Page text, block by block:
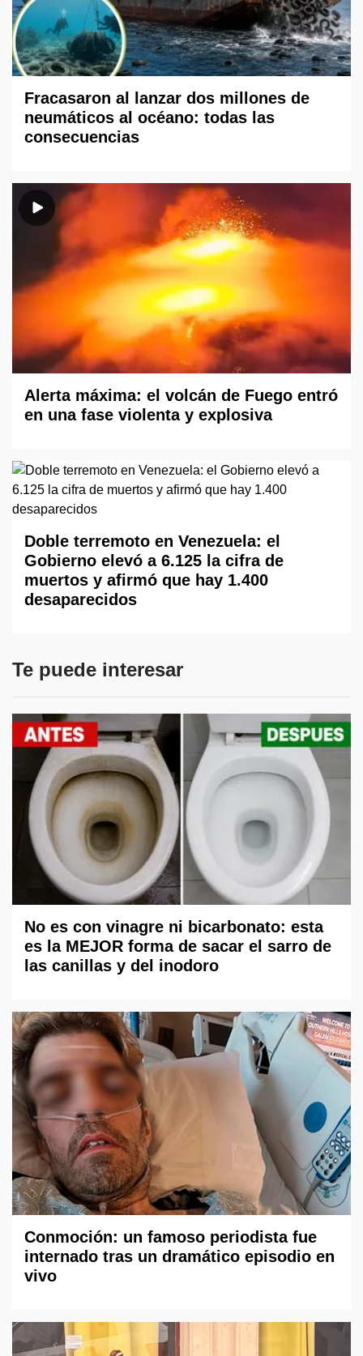
Fracasaron al lanzar dos millones de
neumáticos al océano: todas las
consecuencias
Alerta máxima: el volcán de Fuego entró
en una fase violenta y explosiva
Doble terremoto en Venezuela: el
Gobierno elevó a 6.125 la cifra de
muertos y afirmó que hay 1.400
desaparecidos
Te puede interesar
No es con vinagre ni bicarbonato: esta
es la MEJOR forma de sacar el sarro de
las canillas y del inodoro
Conmoción: un famoso periodista fue
internado tras un dramático episodio en
vivo